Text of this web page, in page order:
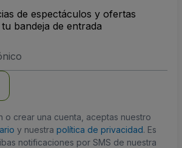
de espectáculos y ofertas
bandeja de entrada
o crear una cuenta, aceptas nuestro
y nuestra política de privacidad. Es
notificaciones por SMS de nuestra